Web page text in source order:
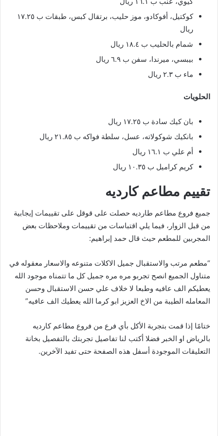
كوكتيل، أفوكادو، موز حليب، برتقال كبس، طبقات ب ١٧.٢٥
ريال
شمام بالحليب ب ١٨.٤ ريال
بيبسي، ميرندا، سفن ب ٦.٩ ريال
ماء ب ٢.٣ ريال
الحلويات
بان كيك سادة ب ١٧.٢٥ ريال
بانكيك شوكولاته، عسل، سلطة فواكه ب ٢١.٨٥ ريال
أم علي ب ١٦.١ ريال
كريم كراميل ب ١٠.٣٥ ريال
تقييم مطاعم كارديه
جميع فروع مطاعم طارديه حصلت على قوقل على تقييمات إيجابية
من قبل الزوار، فيما يلي اقتباسات من تقييمات وملاحظات بعض
المجربين للمطعم حيث قال حمد إبراهيم:
“مطعم مرتب والاستقبال جميل الاكلات متنوعه والاسعار معقوله في
متناول الجميع انصح تجربو مره مره جميل كل ما تتمناه موجود الله
يعطيكم الف عافيه وطبعا لا خلاف علي حسن الاستقبال وحسن
المعامله الطيبة من الاخ العزيز ابو كرما الله يعطيك الف عافيه”
ختامًا إذا قمت بتجربة الأكل بأي فرع من فروع مطاعم كارديه
بالرياض او الخبر فضلا أكتب لنا تفاصيل تجربتك بالتفصيل بخانة
التعليقات الموجودة أسفل هذه الصفحة حتى تفيد الآخرين.